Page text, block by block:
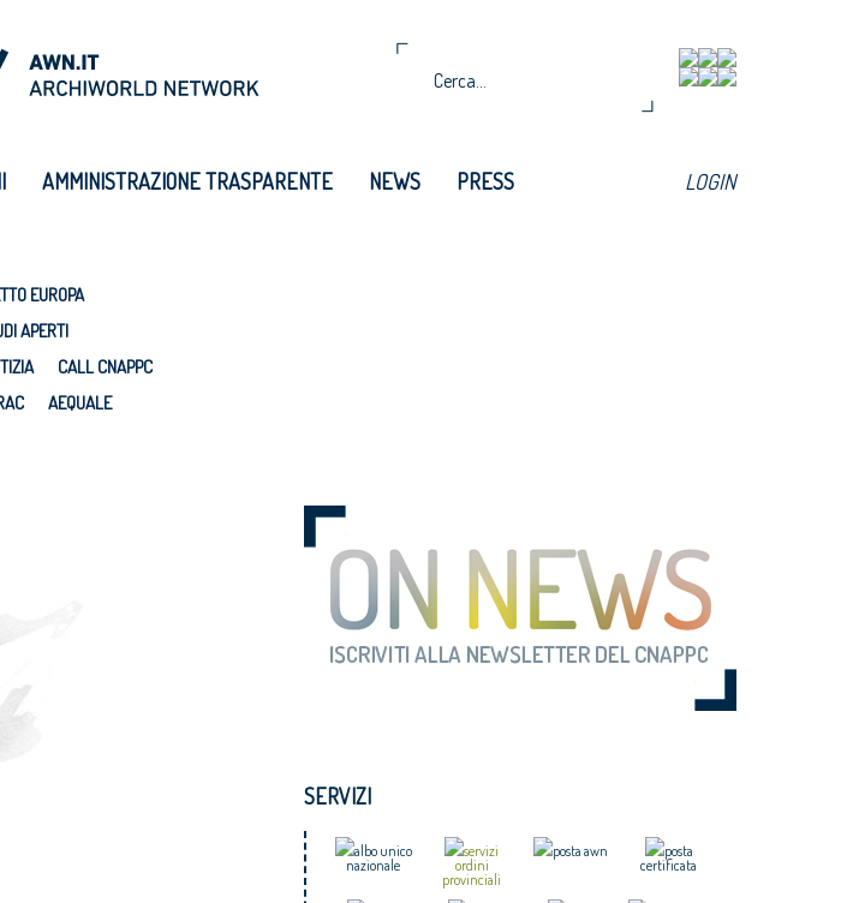
AMMINISTRAZIONE TRASPARENTE NEWS PRESS LOGIN
EUROPA
APERTI
CALL CNAPPC
AEQUALE
SERVIZI
albo unico
nazionale
servizi
ordini
provinciali
posta awn
posta
certificata